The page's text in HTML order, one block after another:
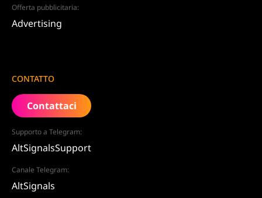
Offerta pubblicitaria:
Advertising
CONTATTO
Contattaci
Supporto a Telegram:
AltSignalsSupport
Canale Telegram:
AltSignals